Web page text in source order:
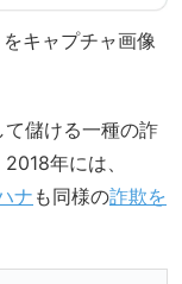
キャプチャ画像
儲ける一種の詐
年には、
ナ も同様の詐欺を